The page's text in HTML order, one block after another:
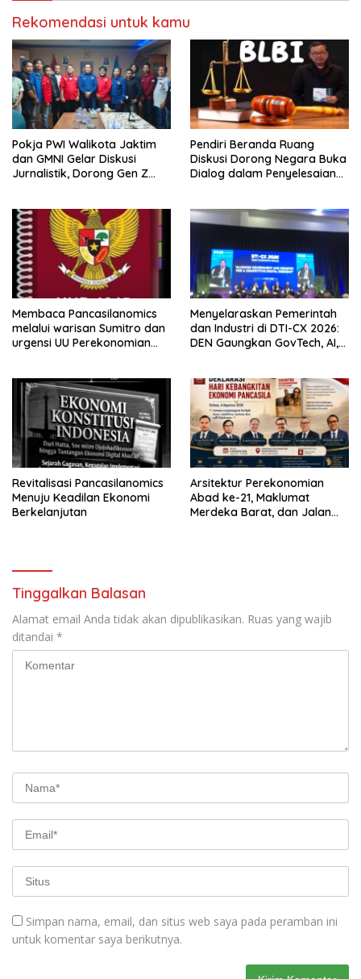
Rekomendasi untuk kamu
Pokja PWI Walikota Jaktim
dan GMNI Gelar Diskusi
Jurnalistik, Dorong Gen Z
Pendiri Beranda Ruang
Diskusi Dorong Negara Buka
Dialog dalam Penyelesaian
Membaca Pancasilanomics
melalui warisan Sumitro dan
urgensi UU Perekonomian
Menyelaraskan Pemerintah
dan Industri di DTI-CX 2026:
DEN Gaungkan GovTech, AI,
Kompetitif
Revitalisasi Pancasilanomics
Menuju Keadilan Ekonomi
Berkelanjutan
Arsitektur Perekonomian
Abad ke-21, Maklumat
Merdeka Barat, dan Jalan
Tinggalkan Balasan
Alamat email Anda tidak akan dipublikasikan. Ruas yang wajib
ditandai *
Simpan nama, email, dan situs web saya pada peramban ini
untuk komentar saya berikutnya.